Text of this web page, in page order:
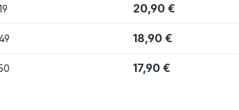
20,90 €
18,90 €
17,90 €